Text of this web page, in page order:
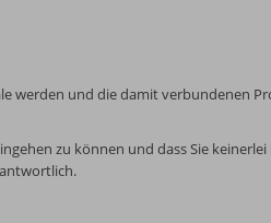
werden und die damit verbundenen
zu können und dass Sie keinerlei